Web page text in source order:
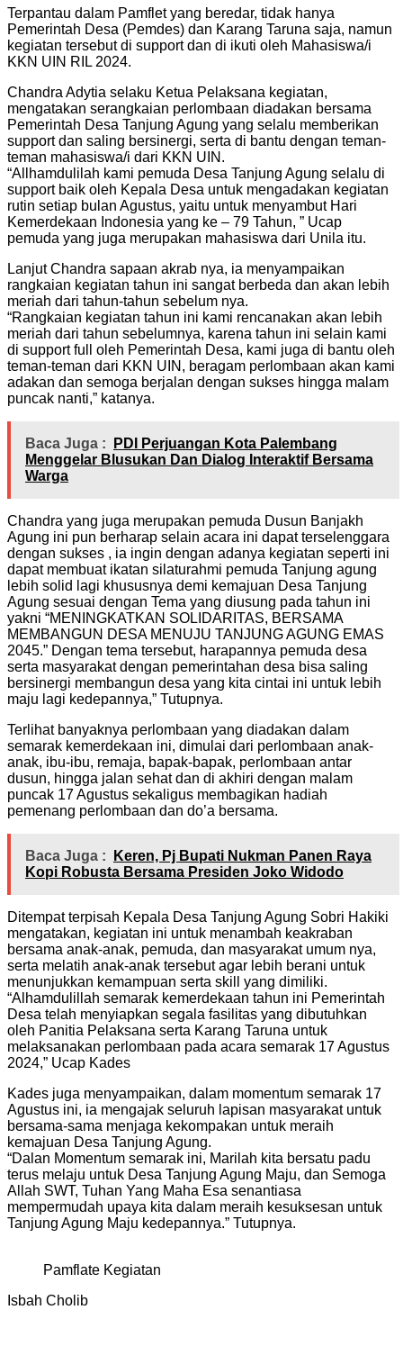
Terpantau dalam Pamflet yang beredar, tidak hanya
Pemerintah Desa (Pemdes) dan Karang Taruna saja, namun
kegiatan tersebut di support dan di ikuti oleh Mahasiswa/i
KKN UIN RIL 2024.
Chandra Adytia selaku Ketua Pelaksana kegiatan,
mengatakan serangkaian perlombaan diadakan bersama
Pemerintah Desa Tanjung Agung yang selalu memberikan
support dan saling bersinergi, serta di bantu dengan teman-
teman mahasiswa/i dari KKN UIN.
“Allhamdulilah kami pemuda Desa Tanjung Agung selalu di
support baik oleh Kepala Desa untuk mengadakan kegiatan
rutin setiap bulan Agustus, yaitu untuk menyambut Hari
Kemerdekaan Indonesia yang ke – 79 Tahun, ” Ucap
pemuda yang juga merupakan mahasiswa dari Unila itu.
Lanjut Chandra sapaan akrab nya, ia menyampaikan
rangkaian kegiatan tahun ini sangat berbeda dan akan lebih
meriah dari tahun-tahun sebelum nya.
“Rangkaian kegiatan tahun ini kami rencanakan akan lebih
meriah dari tahun sebelumnya, karena tahun ini selain kami
di support full oleh Pemerintah Desa, kami juga di bantu oleh
teman-teman dari KKN UIN, beragam perlombaan akan kami
adakan dan semoga berjalan dengan sukses hingga malam
puncak nanti,” katanya.
Baca Juga :
PDI Perjuangan Kota Palembang
Menggelar Blusukan Dan Dialog Interaktif Bersama
Warga
Chandra yang juga merupakan pemuda Dusun Banjakh
Agung ini pun berharap selain acara ini dapat terselenggara
dengan sukses , ia ingin dengan adanya kegiatan seperti ini
dapat membuat ikatan silaturahmi pemuda Tanjung agung
lebih solid lagi khususnya demi kemajuan Desa Tanjung
Agung sesuai dengan Tema yang diusung pada tahun ini
yakni “MENINGKATKAN SOLIDARITAS, BERSAMA
MEMBANGUN DESA MENUJU TANJUNG AGUNG EMAS
2045.” Dengan tema tersebut, harapannya pemuda desa
serta masyarakat dengan pemerintahan desa bisa saling
bersinergi membangun desa yang kita cintai ini untuk lebih
maju lagi kedepannya,” Tutupnya.
Terlihat banyaknya perlombaan yang diadakan dalam
semarak kemerdekaan ini, dimulai dari perlombaan anak-
anak, ibu-ibu, remaja, bapak-bapak, perlombaan antar
dusun, hingga jalan sehat dan di akhiri dengan malam
puncak 17 Agustus sekaligus membagikan hadiah
pemenang perlombaan dan do’a bersama.
Baca Juga :
Keren, Pj Bupati Nukman Panen Raya
Kopi Robusta Bersama Presiden Joko Widodo
Ditempat terpisah Kepala Desa Tanjung Agung Sobri Hakiki
mengatakan, kegiatan ini untuk menambah keakraban
bersama anak-anak, pemuda, dan masyarakat umum nya,
serta melatih anak-anak tersebut agar lebih berani untuk
menunjukkan kemampuan serta skill yang dimiliki.
“Alhamdulillah semarak kemerdekaan tahun ini Pemerintah
Desa telah menyiapkan segala fasilitas yang dibutuhkan
oleh Panitia Pelaksana serta Karang Taruna untuk
melaksanakan perlombaan pada acara semarak 17 Agustus
2024,” Ucap Kades
Kades juga menyampaikan, dalam momentum semarak 17
Agustus ini, ia mengajak seluruh lapisan masyarakat untuk
bersama-sama menjaga kekompakan untuk meraih
kemajuan Desa Tanjung Agung.
“Dalan Momentum semarak ini, Marilah kita bersatu padu
terus melaju untuk Desa Tanjung Agung Maju, dan Semoga
Allah SWT, Tuhan Yang Maha Esa senantiasa
mempermudah upaya kita dalam meraih kesuksesan untuk
Tanjung Agung Maju kedepannya.” Tutupnya.
Pamflate Kegiatan
Isbah Cholib